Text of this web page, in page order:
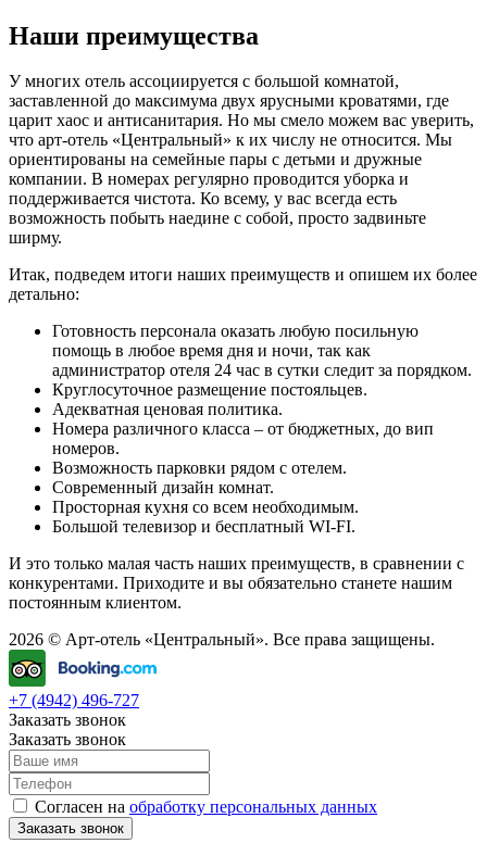
Наши преимущества
У многих отель ассоциируется с большой комнатой,
заставленной до максимума двух ярусными кроватями, где
царит хаос и антисанитария. Но мы смело можем вас уверить,
что арт-отель «Центральный» к их числу не относится. Мы
ориентированы на семейные пары с детьми и дружные
компании. В номерах регулярно проводится уборка и
поддерживается чистота. Ко всему, у вас всегда есть
возможность побыть наедине с собой, просто задвиньте
ширму.
Итак, подведем итоги наших преимуществ и опишем их более
детально:
Готовность персонала оказать любую посильную
помощь в любое время дня и ночи, так как
администратор отеля 24 час в сутки следит за порядком.
Круглосуточное размещение постояльцев.
Адекватная ценовая политика.
Номера различного класса – от бюджетных, до вип
номеров.
Возможность парковки рядом с отелем.
Современный дизайн комнат.
Просторная кухня со всем необходимым.
Большой телевизор и бесплатный WI-FI.
И это только малая часть наших преимуществ, в сравнении с
конкурентами. Приходите и вы обязательно станете нашим
постоянным клиентом.
2026 © Арт-отель «Центральный». Все права защищены.
+7 (4942) 496-727
Заказать звонок
Заказать звонок
Согласен на обработку персональных данных
Заказать звонок